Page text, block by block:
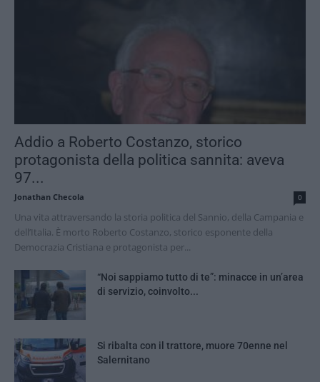
Addio a Roberto Costanzo, storico
protagonista della politica sannita: aveva
97...
Jonathan Checola 0
Una vita attraversando la storia politica del Sannio, della Campania e
dell’Italia. È morto Roberto Costanzo, storico esponente della
Democrazia Cristiana e protagonista per...
“Noi sappiamo tutto di te”: minacce in un’area
di servizio, coinvolto...
Si ribalta con il trattore, muore 70enne nel
Salernitano